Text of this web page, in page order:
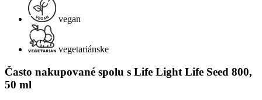
vegan
vegetariánske
Často nakupované spolu s Life Light Life Seed 800,
50 ml